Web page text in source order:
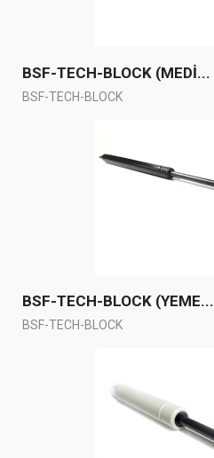
BSF-TECH-BLOCK (MEDİ...
BSF-TECH-BLOCK
BSF-TECH-BLOCK (YEME...
BSF-TECH-BLOCK